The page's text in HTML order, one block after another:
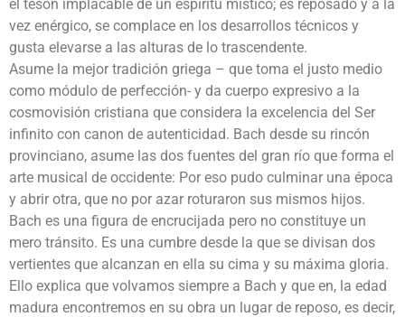
el tesón implacable de un espíritu místico; es reposado y a la
vez enérgico, se complace en los desarrollos técnicos y
gusta elevarse a las alturas de lo trascendente.
Asume la mejor tradición griega – que toma el justo medio
como módulo de perfección- y da cuerpo expresivo a la
cosmovisión cristiana que considera la excelencia del Ser
infinito con canon de autenticidad. Bach desde su rincón
provinciano, asume las dos fuentes del gran río que forma el
arte musical de occidente: Por eso pudo culminar una época
y abrir otra, que no por azar roturaron sus mismos hijos.
Bach es una figura de encrucijada pero no constituye un
mero tránsito. Es una cumbre desde la que se divisan dos
vertientes que alcanzan en ella su cima y su máxima gloria.
Ello explica que volvamos siempre a Bach y que en, la edad
madura encontremos en su obra un lugar de reposo, es decir,